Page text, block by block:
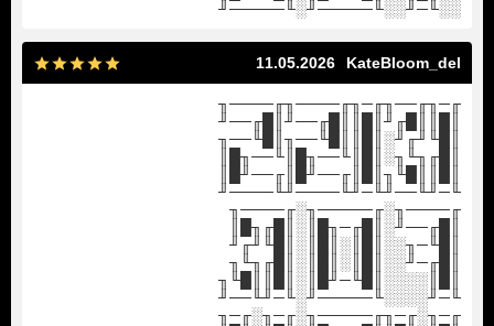
░░╙─╜░░╙─────╜░╙─────╜
KateBloom_del
11.05.2026
╓─╖╓──╖╓─╖╓────╖╓────╖
║█║║█╓╜║█║║█╓──╜║█╓──╜
║█╙╜╓╜░║█║║█╙──╖║█╙──╖
║█╓╖╙╖░║█║╙──╖█║╙──╖█║
║█║║█╙╖║█║╓──╜█║╓──╜█║
╙─╜╙──╜╙─╜╙────╜╙────╜
╓────╖░╓─────╖░╓────╖
║█╓──╜░║█╓─╖█║░║█╓╖█║
║█╙─╖░░║█║░║█║░║█╙╜╓╜
║█╓─╜░░║█║░║█║░║█╓╖╙╖
║█║░░░░║█╙─╜█║░║█║║█╙╖
╙─╜░░░░╙─────╜░╙─╜╙──╜
╓─╖░╓─╖╓─────╖░╓─╖░╓─╖